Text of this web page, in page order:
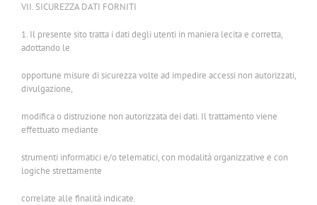
VII. SICUREZZA DATI FORNITI
1. Il presente sito tratta i dati degli utenti in maniera lecita e corretta,
adottando le
opportune misure di sicurezza volte ad impedire accessi non autorizzati,
divulgazione,
modifica o distruzione non autorizzata dei dati. Il trattamento viene
effettuato mediante
strumenti informatici e/o telematici, con modalità organizzative e con
logiche strettamente
correlate alle finalità indicate.